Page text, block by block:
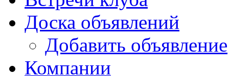
Доска объявлений
Добавить объявление
Компании